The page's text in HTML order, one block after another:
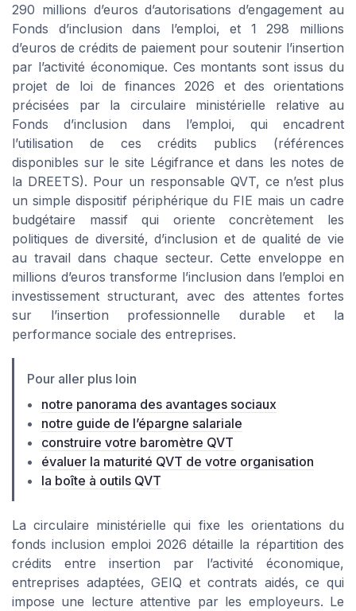
290 millions d’euros d’autorisations d’engagement au
Fonds d’inclusion dans l’emploi, et 1 298 millions
d’euros de crédits de paiement pour soutenir l’insertion
par l’activité économique. Ces montants sont issus du
projet de loi de finances 2026 et des orientations
précisées par la circulaire ministérielle relative au
Fonds d’inclusion dans l’emploi, qui encadrent
l’utilisation de ces crédits publics (références
disponibles sur le site Légifrance et dans les notes de
la DREETS). Pour un responsable QVT, ce n’est plus
un simple dispositif périphérique du FIE mais un cadre
budgétaire massif qui oriente concrètement les
politiques de diversité, d’inclusion et de qualité de vie
au travail dans chaque secteur. Cette enveloppe en
millions d’euros transforme l’inclusion dans l’emploi en
investissement structurant, avec des attentes fortes
sur l’insertion professionnelle durable et la
performance sociale des entreprises.
Pour aller plus loin
notre panorama des avantages sociaux
notre guide de l’épargne salariale
construire votre baromètre QVT
évaluer la maturité QVT de votre organisation
la boîte à outils QVT
La circulaire ministérielle qui fixe les orientations du
fonds inclusion emploi 2026 détaille la répartition des
crédits entre insertion par l’activité économique,
entreprises adaptées, GEIQ et contrats aidés, ce qui
impose une lecture attentive par les employeurs. Le